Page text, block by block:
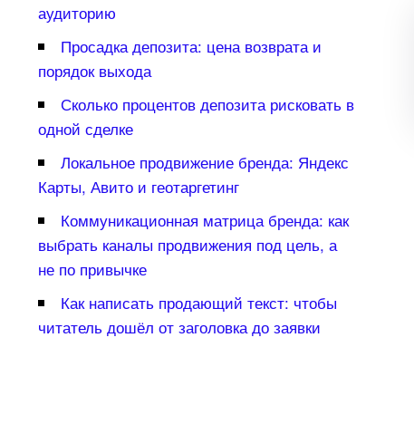
аудиторию
Просадка депозита: цена возврата и
порядок выхода
Сколько процентов депозита рисковать
одной сделке
Локальное продвижение бренда: Яндекс
Карты, Авито и геотаргетин
Коммуникационная матрица бренда: как
ыбрать каналы продвижения под цель, а
не по привычке
Как написать продающий текст: чтобы
читатель дошёл от заголовка до заявки